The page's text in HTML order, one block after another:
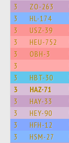
3 ZO-263
3 HL-174
3 USZ-39
3 HEU-752
3 OBH-3
3
3 HBT-30
3 HAZ-71
3 HAY-33
3 HEY-90
3 HFH-12
3 HSM-27